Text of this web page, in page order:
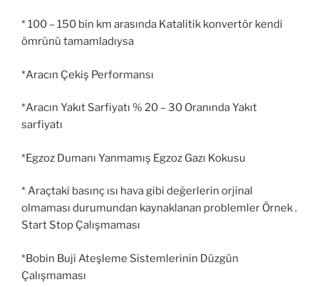
* 100 – 150 bin km arasında Katalitik konvertör kendi
ömrünü tamamladıysa
*Aracın Çekiş Performansı
*Aracın Yakıt Sarfiyatı % 20 – 30 Oranında Yakıt
sarfiyatı
*Egzoz Dumanı Yanmamış Egzoz Gazı Kokusu
* Araçtaki basınç ısı hava gibi değerlerin orjinal
olmaması durumundan kaynaklanan problemler Örnek .
Start Stop Çalışmaması
*Bobin Buji Ateşleme Sistemlerinin Düzgün
Çalışmaması